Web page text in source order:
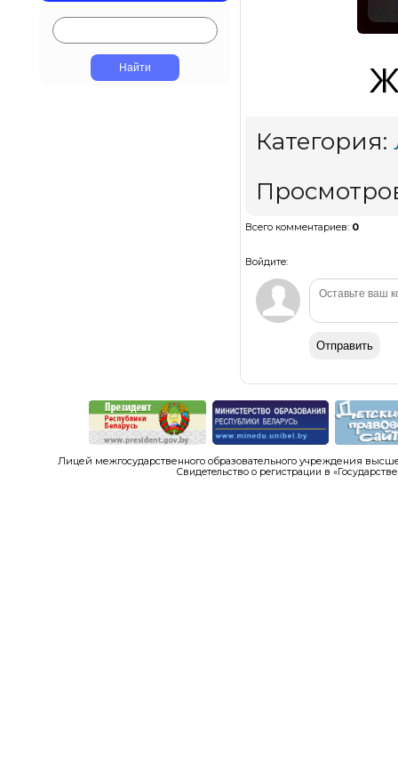
Категория:
Всего комментариев: 0
Войдите:
Отправить
Лицей межгосударственного образовательного учреждения
Свидетельство о регистрации в